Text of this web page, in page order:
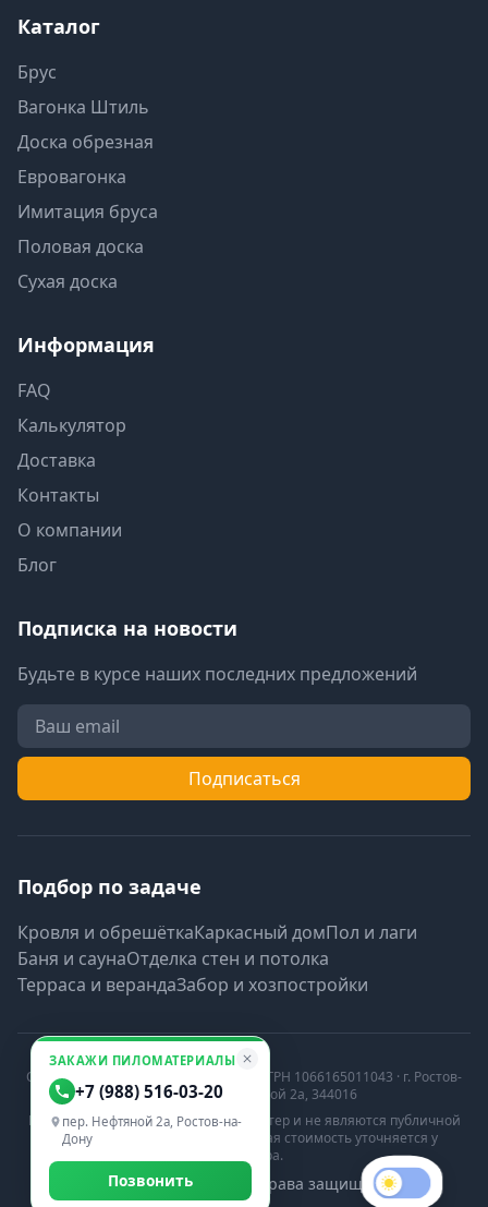
Каталог
Брус
Вагонка Штиль
Доска обрезная
Евровагонка
Имитация бруса
Половая доска
Сухая доска
Информация
FAQ
Калькулятор
Доставка
Контакты
О компании
Блог
Подписка на новости
Будьте в курсе наших последних предложений
Подписаться
Подбор по задаче
Кровля и обрешёткаКаркасный домПол и лаги
Баня и саунаОтделка стен и потолка
Терраса и верандаЗабор и хозпостройки
ООО «Мишлен» · ИНН 6165129470 · ОГРН 1066165011043 · г. Ростов-
на-Дону, пер. Нефтяной 2а, 344016
Цены носят информационный характер и не являются публичной
офертой (ст. 437 ГК РФ). Актуальная стоимость уточняется у
менеджера.
© 2026 WoodDon. Все права защищены.
ЗАКАЖИ ПИЛОМАТЕРИАЛЫ
+7 (988) 516-03-20
пер. Нефтяной 2а, Ростов-на-
Дону
Позвонить Toggle